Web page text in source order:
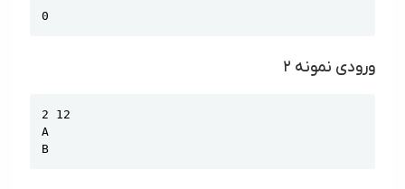
0
ورودی نمونه ۲
2 12
A
B